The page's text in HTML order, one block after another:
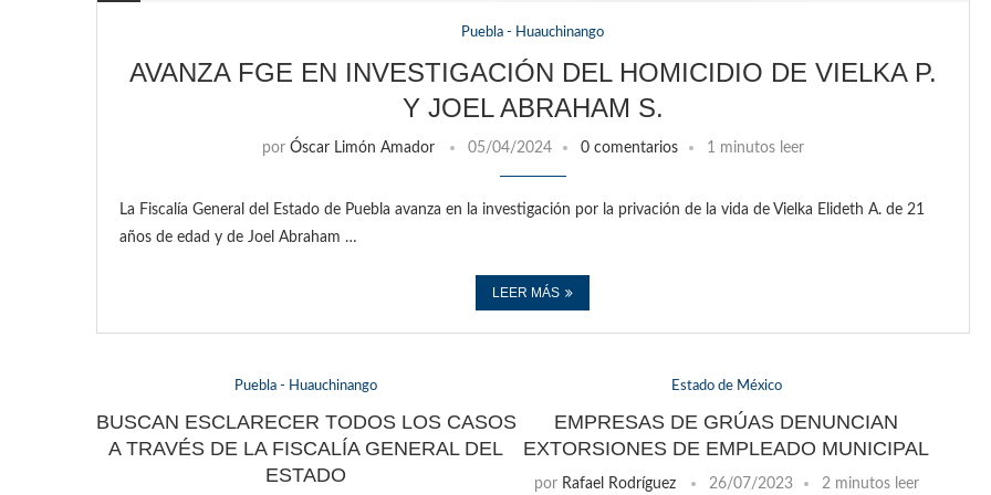
Puebla - Huauchinango
AVANZA FGE EN INVESTIGACIÓN DEL HOMICIDIO DE VIELKA P.
Y JOEL ABRAHAM S.
por Óscar Limón Amador 05/04/2024 0 comentarios 1 minutos leer
La Fiscalía General del Estado de Puebla avanza en la investigación por la privación de la vida de Vielka Elideth A. de 21
años de edad y de Joel Abraham …
LEER MÁS
Puebla - Huauchinango
BUSCAN ESCLARECER TODOS LOS CASOS
A TRAVÉS DE LA FISCALÍA GENERAL DEL
ESTADO
Estado de México
EMPRESAS DE GRÚAS DENUNCIAN
EXTORSIONES DE EMPLEADO MUNICIPAL
por Rafael Rodríguez 26/07/2023 2 minutos leer